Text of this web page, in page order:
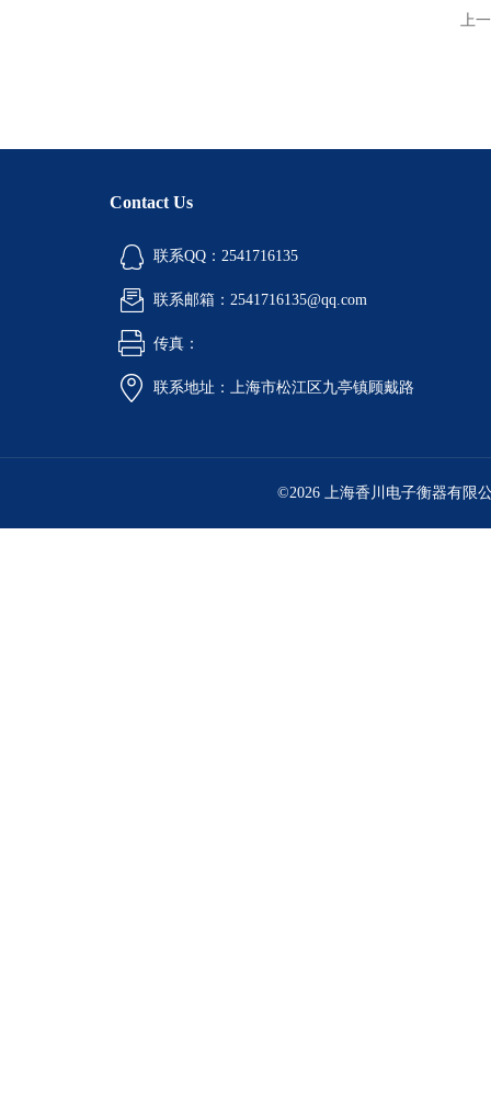
上
Contact Us
联系QQ：2541716135
联系邮箱：2541716135@qq.com
传真：
联系地址：上海市松江区九亭镇顾戴路
©2026 上海香川电子衡器有限